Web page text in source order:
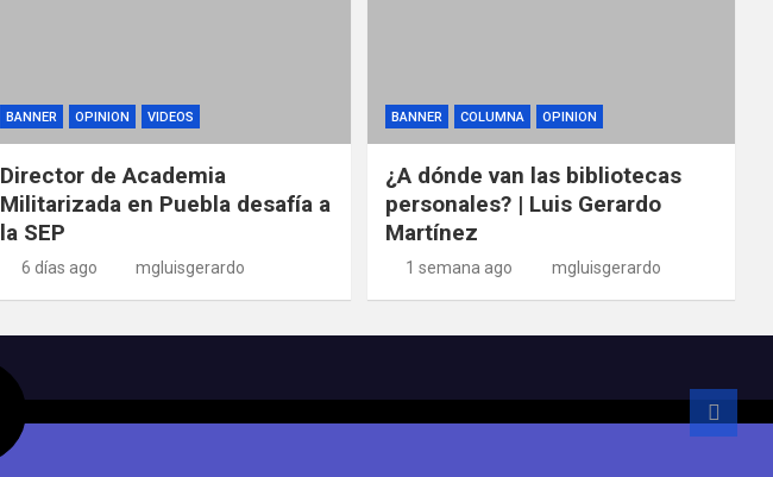
BANNER OPINION VIDEOS
Director de Academia
Militarizada en Puebla desafía a
la SEP
6 días ago mgluisgerardo
BANNER COLUMNA OPINION
¿A dónde van las bibliotecas
personales? | Luis Gerardo
Martínez
1 semana ago mgluisgerardo